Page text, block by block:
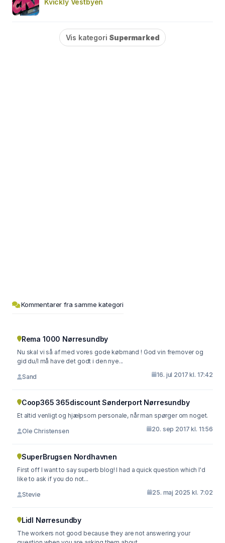
Vis kategori Supermarked
Kommentarer fra samme kategori
Rema 1000 Nørresundby
Nu skal vi så af med vores gode købmand ! God vin fremover og
gid du/I må have det godt i den nye...
Sand 16. jul 2017 kl. 17:42
Coop365 365discount Sønderport Nørresundby
Et altid venligt og hjælpsom personale, når man spørger om noget.
Ole Christensen 20. sep 2017 kl. 11:56
SuperBrugsen Nordhavnen
First off I want to say superb blog! I had a quick question which I'd
like to ask if you do not...
Stevie 25. maj 2025 kl. 7:02
Lidl Nørresundby
The workers not good because they are not answering your